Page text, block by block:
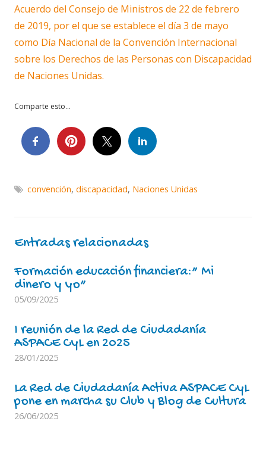
Acuerdo del Consejo de Ministros de 22 de febrero
de 2019, por el que se establece el día 3 de mayo
como Día Nacional de la Convención Internacional
sobre los Derechos de las Personas con Discapacidad
de Naciones Unidas.
Comparte esto...
convención,discapacidad, Naciones Unidas
Entradas relacionadas
Formación educación financiera:” Mi
dinero y yo”
05/09/2025
I reunión de la Red de Ciudadanía
ASPACE CyL en 2025
28/01/2025
La Red de Ciudadanía Activa ASPACE CyL
pone en marcha su Club y Blog de Cultura
26/06/2025